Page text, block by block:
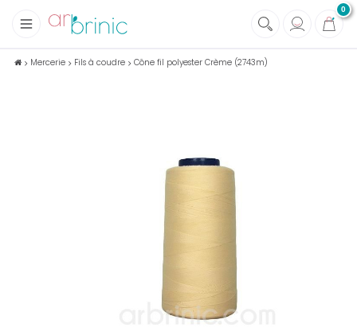
0
Tissus
Mercerie Fils à coudre Cône fil polyester Crème (2743m)